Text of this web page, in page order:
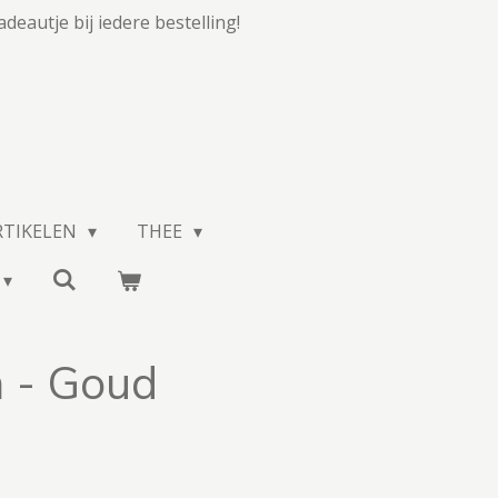
bij iedere bestelling!
THEE
- Goud